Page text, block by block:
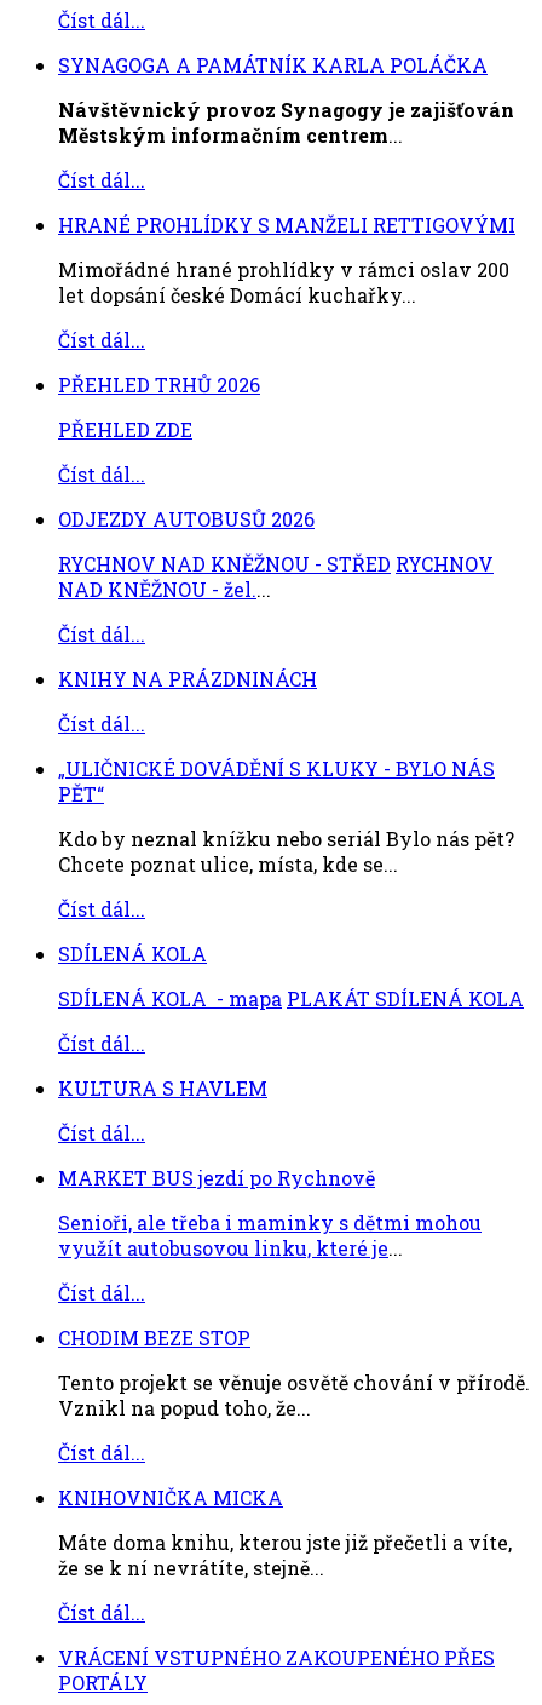
Číst dál...
SYNAGOGA A PAMÁTNÍK KARLA POLÁČKA
Návštěvnický provoz Synagogy je zajišťován
Městským informačním centrem...
Číst dál...
HRANÉ PROHLÍDKY S MANŽELI RETTIGOVÝMI
Mimořádné hrané prohlídky v rámci oslav 200
let dopsání české Domácí kuchařky...
Číst dál...
PŘEHLED TRHŮ 2026
PŘEHLED ZDE
Číst dál...
ODJEZDY AUTOBUSŮ 2026
RYCHNOV NAD KNĚŽNOU - STŘED RYCHNOV
NAD KNĚŽNOU - žel....
Číst dál...
KNIHY NA PRÁZDNINÁCH
Číst dál...
„ULIČNICKÉ DOVÁDĚNÍ S KLUKY - BYLO NÁS
PĚT“
Kdo by neznal knížku nebo seriál Bylo nás pět?
Chcete poznat ulice, místa, kde se...
Číst dál...
SDÍLENÁ KOLA
SDÍLENÁ KOLA - mapa PLAKÁT SDÍLENÁ KOLA
Číst dál...
KULTURA S HAVLEM
Číst dál...
MARKET BUS jezdí po Rychnově
Senioři, ale třeba i maminky s dětmi mohou
využít autobusovou linku, které je...
Číst dál...
CHODIM BEZE STOP
Tento projekt se věnuje osvětě chování v přírodě.
Vznikl na popud toho, že...
Číst dál...
KNIHOVNIČKA MICKA
Máte doma knihu, kterou jste již přečetli a víte,
že se k ní nevrátíte, stejně...
Číst dál...
VRÁCENÍ VSTUPNÉHO ZAKOUPENÉHO PŘES
PORTÁLY